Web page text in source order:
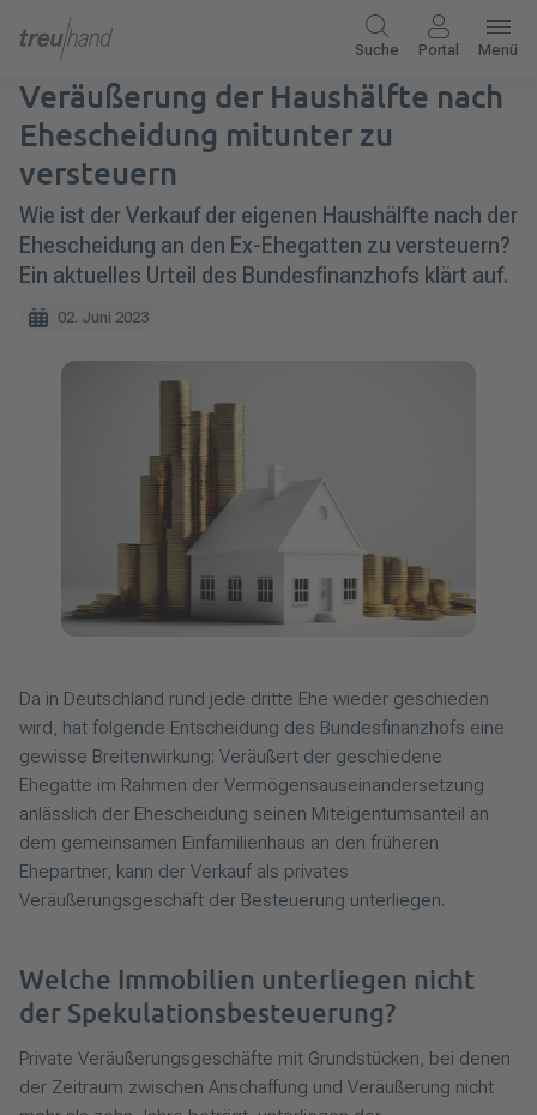
Suche Portal Menü
Veräußerung der Haushälfte nach
Ehescheidung mitunter zu
versteuern
Wie ist der Verkauf der eigenen Haushälfte nach der
Ehescheidung an den Ex-Ehegatten zu versteuern?
Ein aktuelles Urteil des Bundesfinanzhofs klärt auf.
02. Juni 2023
Da in Deutschland rund jede dritte Ehe wieder geschieden
wird, hat folgende Entscheidung des Bundesfinanzhofs eine
gewisse Breitenwirkung: Veräußert der geschiedene
Ehegatte im Rahmen der Vermögensauseinandersetzung
anlässlich der Ehescheidung seinen Miteigentumsanteil an
dem gemeinsamen Einfamilienhaus an den früheren
Ehepartner, kann der Verkauf als privates
Veräußerungsgeschäft der Besteuerung unterliegen.
Welche Immobilien unterliegen nicht
der Spekulationsbesteuerung?
Private Veräußerungsgeschäfte mit Grundstücken, bei denen
der Zeitraum zwischen Anschaffung und Veräußerung nicht